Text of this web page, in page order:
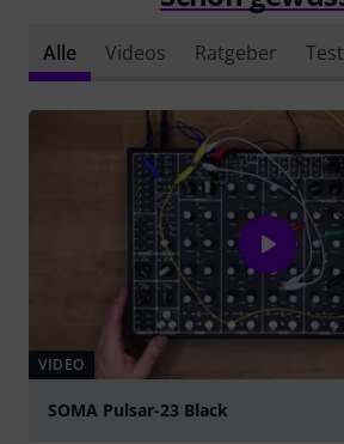
Alle Videos Ratgeber
VIDEO
SOMA Pulsar-23 Black